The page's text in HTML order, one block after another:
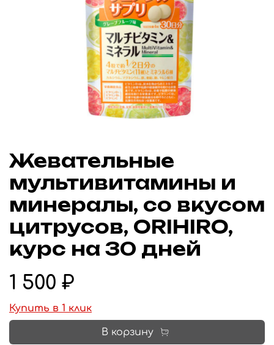
Жевательные
мультивитамины и
минералы, со вкусом
цитрусов, ORIHIRO,
курс на 30 дней
1 500 ₽
Купить в 1 клик
В корзину